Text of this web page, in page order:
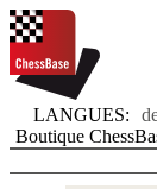
LANGUES:
Boutique